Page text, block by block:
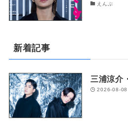
えんぶ
新着記事
三浦涼介
2026-08-08